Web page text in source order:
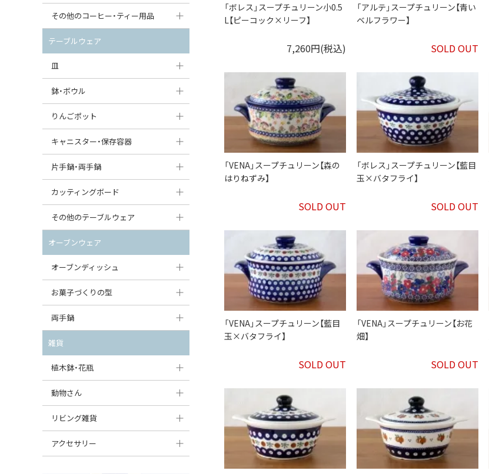
「ボレス」スープチュリーン小0.5
L【ピーコック×リーフ】
7,260円(税込)
「アルテ」スープチュリーン【青い
ベルフラワー】
SOLD OUT
「VENA」スープチュリーン【森の
はりねずみ】
SOLD OUT
「ボレス」スープチュリーン【藍目
玉×バタフライ】
SOLD OUT
「VENA」スープチュリーン【藍目
玉×バタフライ】
SOLD OUT
「VENA」スープチュリーン【お花
畑】
SOLD OUT
コーヒーポット
シュガーボウル
クリーマー
その他のコーヒー・ティー用品
ポットウォーマー
ピッチャー
コーヒードリッパー
すべて見る
テーブルウェア
皿
大皿（24cm〜）
中皿（18〜24cm）
丸皿
スープ皿
ダルマプレート
たまご型プレート
ハート型プレート
変形プレート
分割ディッシュ
すべて見る
鉢・ボウル
大鉢（21cm〜）
中鉢（16〜21cm）
丸鉢・どんぶり・ボウル
茶碗
オーバルボウル
ハートボウル
葉っぱ型ボウル
りんご型ボウル
いちご型ボウル
星型ボウル
スープカップ
りんごポット
りんごポット
りんごポット小
キャニスター・保存容器
キャニスター
つぼ
ガーリックポット
オニオンキャニスター
ガーリックキャニスター
チーズケース
バターディッシュ
六角形ポット
ボトル
すべて見る
片手鍋・両手鍋
ソースパン（片手鍋）
スープチュリーン
カッティングボード
角型カッティングボード
丸型カッティングボード
すべて見る
その他のテーブルウェア
調味料入れ
グレイヴィーボート
エッグカップ
ケーキスタンド
カトラリー
はしおき・カトラリーレスト
オーブンウェア
オーブンディッシュ
大型（24cm〜）
中型（18〜24cm）
スクエアオーブンディッシュ
オーバルオーブンディッシュ
すべて見る
お菓子づくりの型
パウンド型
マフィン型
すべて見る
両手鍋
チュリーン
キャセロール
すべて見る
雑貨
植木鉢・花瓶
植木鉢
花瓶
動物さん
フィギュア・置物
貯金箱
リビング雑貨
スツール
アクセサリー